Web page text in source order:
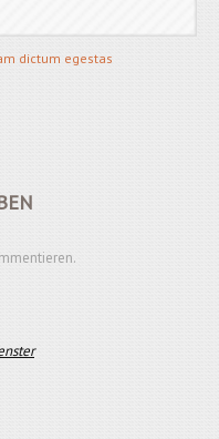
dictum egestas